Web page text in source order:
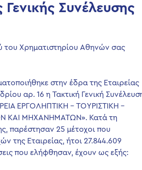
Συνέλευσης
Χρηματιστηρίου Αθηνών σας
στην έδρα της Εταιρείας
αρ. 16 η Τακτική Γενική
ΕΡΓΟΛΗΠΤΙΚΗ – ΤΟΥΡΙΣΤΙΚΗ –
ΚΑΙ ΜΗΧΑΝΗΜΑΤΩΝ». Κατά τη
παρέστησαν 25 μέτοχοι που
της Εταιρείας, ήτοι 27.844.609
που ελήφθησαν, έχουν ως εξής: